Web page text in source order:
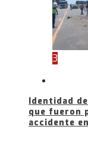
3
Identidad
que fueron
accidente